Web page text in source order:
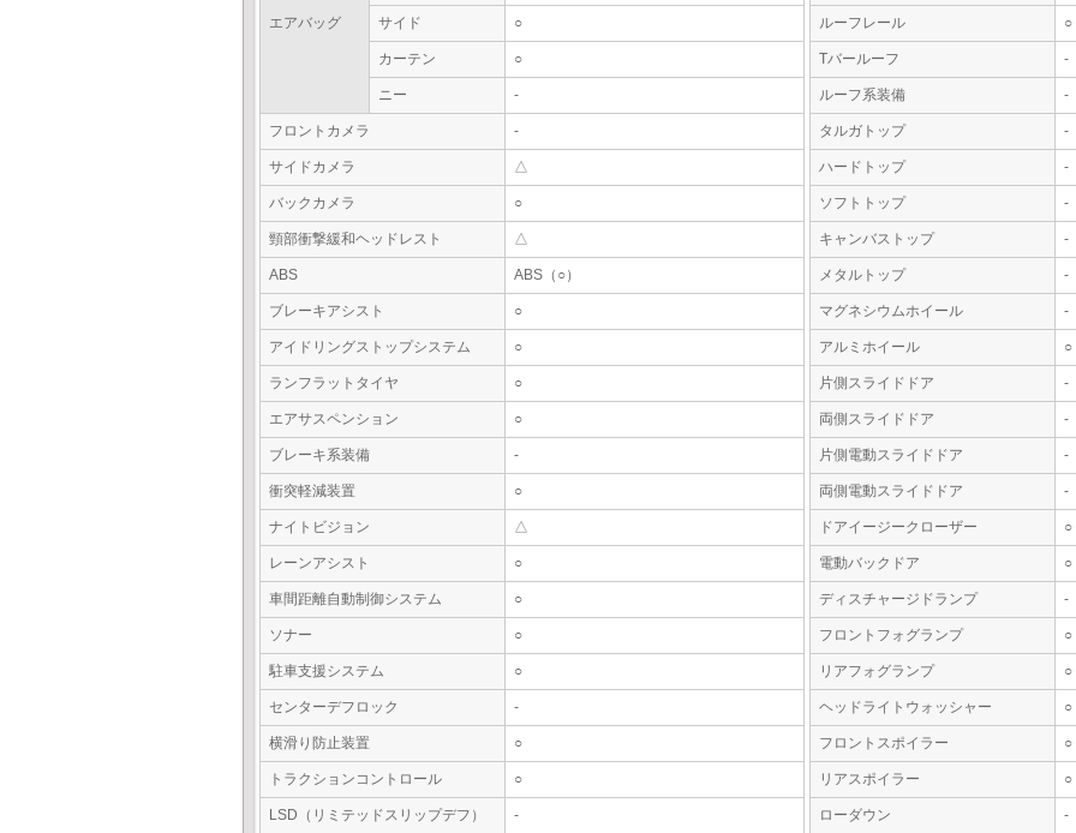
エアバッグ サイド ○
カーテン ○
ニー -
フロントカメラ -
サイドカメラ △
バックカメラ ○
頸部衝撃緩和ヘッドレスト △
ABS ABS（○）
ブレーキアシスト ○
アイドリングストップシステム ○
ランフラットタイヤ ○
エアサスペンション ○
ブレーキ系装備 -
衝突軽減装置 ○
ナイトビジョン △
レーンアシスト ○
車間距離自動制御システム ○
ソナー ○
駐車支援システム ○
センターデフロック -
横滑り防止装置 ○
トラクションコントロール ○
LSD（リミテッドスリップデフ） -
ルーフレール ○
Tバールーフ -
ルーフ系装備 -
タルガトップ -
ハードトップ -
ソフトトップ -
キャンバストップ -
メタルトップ -
マグネシウムホイール -
アルミホイール ○
片側スライドドア -
両側スライドドア -
片側電動スライドドア -
両側電動スライドドア -
ドアイージークローザー ○
電動バックドア ○
ディスチャージドランプ -
フロントフォグランプ ○
リアフォグランプ ○
ヘッドライトウォッシャー ○
フロントスポイラー ○
リアスポイラー ○
ローダウン -